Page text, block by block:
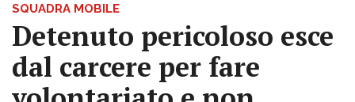
SQUADRA MOBILE
Detenuto pericoloso esce
dal carcere per fare